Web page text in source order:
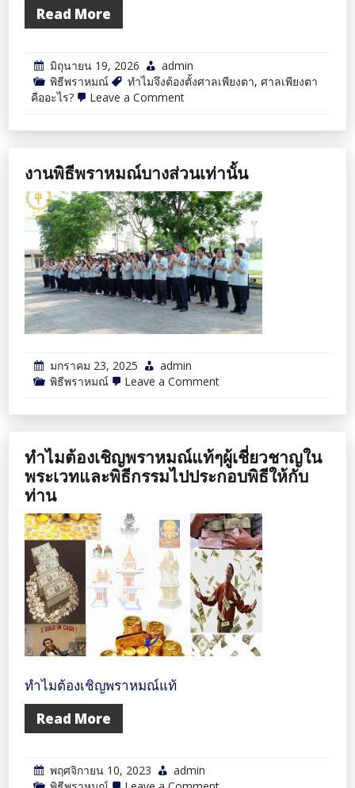
Read More
มิถุนายน 19, 2026
admin
พิธีพราหมณ์
ทำไมจึงต้องตั้งศาลเพียงตา, ศาลเพียงตา
คืออะไร?
Leave a Commenton
ตา
งานพิธีพราหมณ์บางส่วนเท่านั้น
มกราคม 23, 2025
admin
พิธีพราหมณ์
Leave a Commenton
พราหมณ์
เท่านั้น
ทำไมต้องเชิญพราหมณ์แท้ๆผู้เชี่ยวชาญใน
พระเวทและพิธีกรรมไปประกอบพิธีให้กับ
ท่าน
ทำไมต้องเชิญพราหมณ์แท้
Read More
พฤศจิกายน 10, 2023
admin
on